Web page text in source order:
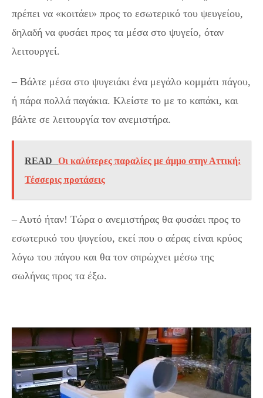
πρέπει να «κοιτάει» προς το εσωτερικό του ψευγείου,
δηλαδή να φυσάει προς τα μέσα στο ψυγείο, όταν
λειτουργεί.
– Βάλτε μέσα στο ψυγειάκι ένα μεγάλο κομμάτι πάγου,
ή πάρα πολλά παγάκια. Κλείστε το με το καπάκι, και
βάλτε σε λειτουργία τον ανεμιστήρα.
READ
Οι καλύτερες παραλίες με άμμο στην Αττική:
Τέσσερις προτάσεις
– Αυτό ήταν! Τώρα ο ανεμιστήρας θα φυσάει προς το
εσωτερικό του ψυγείου, εκεί που ο αέρας είναι κρύος
λόγω του πάγου και θα τον σπρώχνει μέσω της
σωλήνας προς τα έξω.